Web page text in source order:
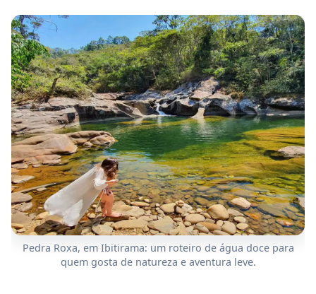
Pedra Roxa, em Ibitirama: um roteiro de água doce para
quem gosta de natureza e aventura leve.